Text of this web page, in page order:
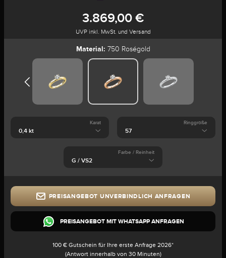
3.869,00 €
UVP inkl. MwSt. und Versand
Material: 750 Roségold
Karat Ringgröße
Farbe / Reinheit
PREISANGEBOT UNVERBINDLICH ANFRAGEN
PREISANGEBOT MIT WHATSAPP ANFRAGEN
100 € Gutschein für Ihre erste Anfrage 2026*
(Antwort innerhalb von 30 Minuten)